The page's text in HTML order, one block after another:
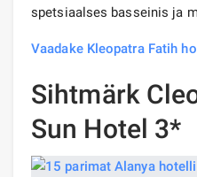
spetsiaalses basseinis ja
Vaadake Kleopatra Fatih
Sihtmärk
Sun Hotel 3*